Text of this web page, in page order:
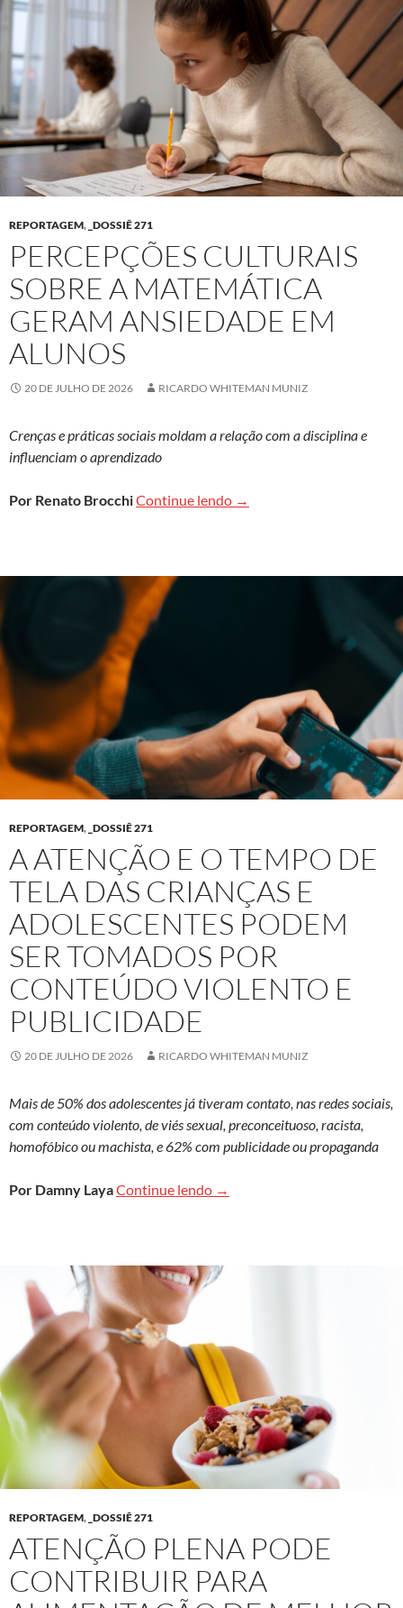
REPORTAGEM, _DOSSIÊ 271
PERCEPÇÕES CULTURAIS
SOBRE A MATEMÁTICA
GERAM ANSIEDADE EM
ALUNOS
20 DE JULHO DE 2026 RICARDO WHITEMAN MUNIZ
Crenças e práticas sociais moldam a relação com a disciplina e
influenciam o aprendizado
Por Renato BrocchiContinue lendo Percepções culturais
→
REPORTAGEM, _DOSSIÊ 271
A ATENÇÃO E O TEMPO DE
TELA DAS CRIANÇAS E
ADOLESCENTES PODEM
SER TOMADOS POR
CONTEÚDO VIOLENTO E
PUBLICIDADE
20 DE JULHO DE 2026 RICARDO WHITEMAN MUNIZ
Mais de 50% dos adolescentes já tiveram contato, nas redes sociais,
com conteúdo violento, de viés sexual, preconceituoso, racista,
homofóbico ou machista, e 62% com publicidade ou propaganda
Por Damny LayaContinue lendo A atenção e o tempo de tela
→
REPORTAGEM, _DOSSIÊ 271
ATENÇÃO PLENA PODE
CONTRIBUIR PARA